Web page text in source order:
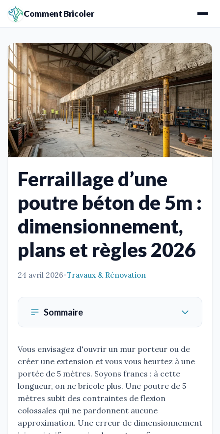
Comment Bricoler
Ferraillage d’une
poutre béton de 5m :
dimensionnement,
plans et règles 2026
24 avril 2026•Travaux & Rénovation
Sommaire
Vous envisagez d'ouvrir un mur porteur ou de
créer une extension et vous vous heurtez à une
portée de 5 mètres. Soyons francs : à cette
longueur, on ne bricole plus. Une poutre de 5
mètres subit des contraintes de flexion
colossales qui ne pardonnent aucune
approximation. Une erreur de dimensionnement